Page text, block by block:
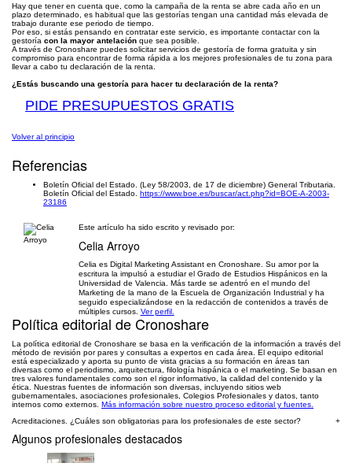
Hay que tener en cuenta que, como la campaña de la renta se abre cada año en un
plazo determinado, es habitual que las gestorías tengan una cantidad más elevada de
trabajo durante ese periodo de tiempo.
Por eso, si estás pensando en contratar este servicio, es importante contactar con la
gestoría con la mayor antelación que sea posible.
A través de Cronoshare puedes solicitar servicios de gestoría de forma gratuita y sin
compromiso para encontrar de forma rápida a los mejores profesionales de tu zona para
llevar a cabo tu declaración de la renta.
¿Estás buscando una gestoría para hacer tu declaración de la renta?
PIDE PRESUPUESTOS GRATIS
Volver al principio
Referencias
Boletín Oficial del Estado. (Ley 58/2003, de 17 de diciembre) General Tributaria.
Boletín Oficial del Estado. https://www.boe.es/buscar/act.php?id=BOE-A-2003-
23186
Este artículo ha sido escrito y revisado por:
Celia Arroyo
Celia es Digital Marketing Assistant en Cronoshare. Su amor por la
escritura la impulsó a estudiar el Grado de Estudios Hispánicos en la
Universidad de Valencia. Más tarde se adentró en el mundo del
Marketing de la mano de la Escuela de Organización Industrial y ha
seguido especializándose en la redacción de contenidos a través de
múltiples cursos. Ver perfil.
Política editorial de Cronoshare
La política editorial de Cronoshare se basa en la verificación de la información a través del
método de revisión por pares y consultas a expertos en cada área. El equipo editorial
está especializado y aporta su punto de vista gracias a su formación en áreas tan
diversas como el periodismo, arquitectura, filología hispánica o el marketing. Se basan en
tres valores fundamentales como son el rigor informativo, la calidad del contenido y la
ética. Nuestras fuentes de información son diversas, incluyendo sitios web
gubernamentales, asociaciones profesionales, Colegios Profesionales y datos, tanto
internos como externos. Más información sobre nuestro proceso editorial y fuentes.
Acreditaciones. ¿Cuáles son obligatorias para los profesionales de este sector?
+
Algunos profesionales destacados